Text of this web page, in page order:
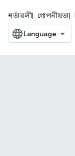
শর্তাবলী গোপনীয়তা